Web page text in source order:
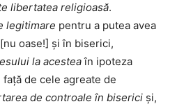
libertatea religioasă.
legitimare pentru a putea avea
oase!] și în biserici,
la acesteaîn ipoteza
de cele agreate de
de controale în biserici și,